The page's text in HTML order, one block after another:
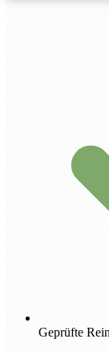
Geprüfte